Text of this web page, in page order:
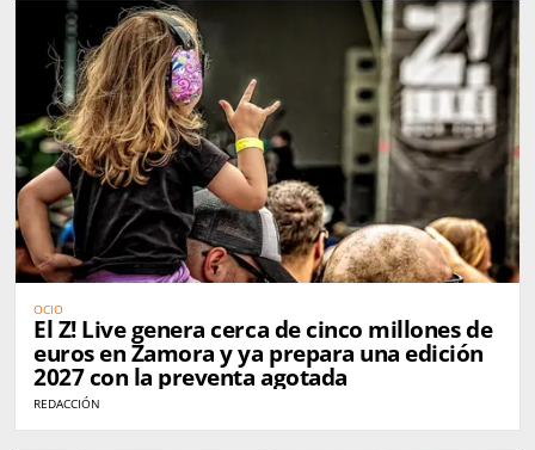
OCIO
El Z! Live genera cerca de cinco millones de
euros en Zamora y ya prepara una edición
2027 con la preventa agotada
REDACCIÓN